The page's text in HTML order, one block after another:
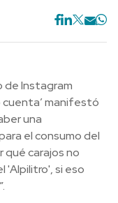
de Instagram
cuenta’ manifestó
una
el consumo del
qué carajos no
'Alpilitro', si eso